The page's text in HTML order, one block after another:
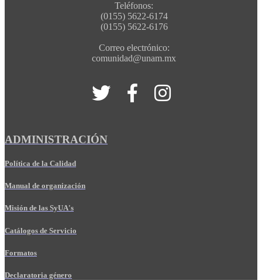
Teléfonos:
(0155) 5622-6174
(0155) 5622-6176
Correo electrónico:
comunidad@unam.mx
ADMINISTRACIÓN
Política de la Calidad
Manual de organización
Misión de las SyUA's
Catálogos de Servicio
Formatos
Declaratoria género